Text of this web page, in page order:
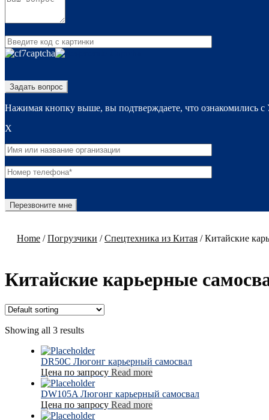
Нажимая кнопку выше, вы подтверждаете, что ознакомились
X
Home /Погрузчики /Спецтехника из Китая /Китайские
Китайские карьерные
Showing all 3 results
DR50C Люгонг карьерный самосвал
Цена по запросу Read more
DW105A Люгонг карьерный самосвал
Цена по запросу Read more